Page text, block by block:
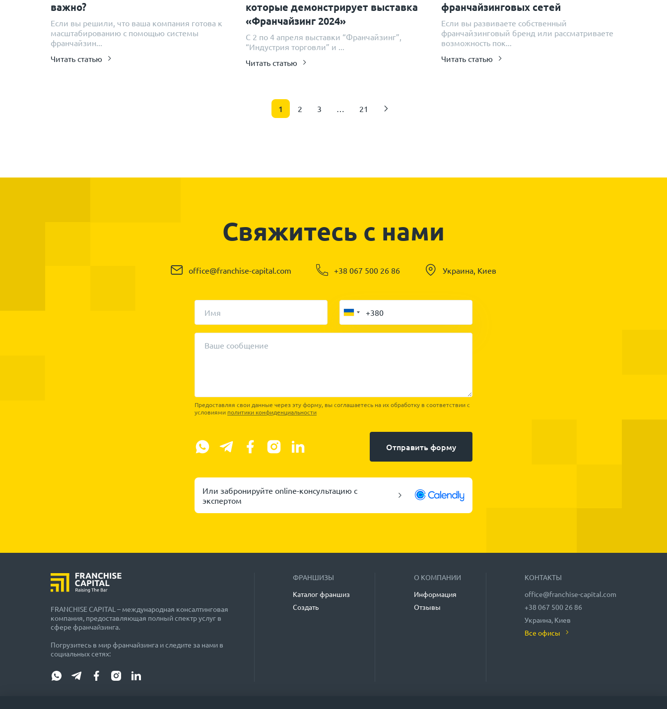
важно?
Если вы решили, что ваша компания готова к
масштабированию с помощью системы
франчайзин...
Читать статью
которые демонстрирует выставка
«Франчайзинг 2024»
С 2 по 4 апреля выставки “Франчайзинг”,
“Индустрия торговли” и ...
Читать статью
франчайзинговых сетей
Если вы развиваете собственный
франчайзинговый бренд или рассматриваете
возможность пок...
Читать статью
1 2 3 … 21
Свяжитесь с нами
office@franchise-capital.com +38 067 500 26 86 Украина, Киев
Имя
Ваше сообщение
Предоставляя свои данные через эту форму, вы соглашаетесь на их обработку в соответствии с
условиями политики конфиденциальности
Отправить форму
Или забронируйте online-консультацию с
экспертом
FRANCHISE CAPITAL – международная консалтинговая
компания, предоставляющая полный спектр услуг в
сфере франчайзинга.
Погрузитесь в мир франчайзинга и следите за нами в
социальных сетях:
ФРАНШИЗЫ
Каталог франшиз
Создать
О КОМПАНИИ
Информация
Отзывы
КОНТАКТЫ
office@franchise-capital.com
+38 067 500 26 86
Украина, Киев
Все офисы